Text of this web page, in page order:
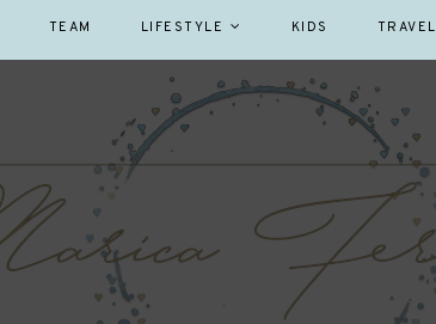
TEAM LIFESTYLE KIDS TRAVEL